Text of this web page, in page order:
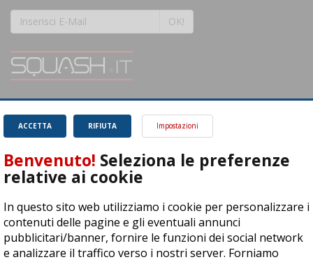
OK!
magnifico sport.
Leggi
RIFIUTA
ACCETTA Impostazioni
Benvenuto! Seleziona le preferenze
relative ai cookie
In questo sito web utilizziamo i cookie per personalizzare i
contenuti delle pagine e gli eventuali annunci
pubblicitari/banner, fornire le funzioni dei social network
e analizzare il traffico verso i nostri server. Forniamo
ASD Let's Sport - Via T. Olivelli 3, 25014 Castenedolo (BS) - P. Iva:
04278030988
© Copyright 2015 | All Rights Reserved - Powered byDynDevice